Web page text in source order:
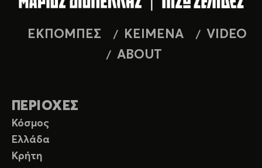
ΕΚΠΟΜΠΕΣ ΚΕΙΜΕΝΑ
VIDEO
ABOUT
ΠΕΡΙΟΧΕΣ
Κόσμος
Ελλάδα
Κρήτη